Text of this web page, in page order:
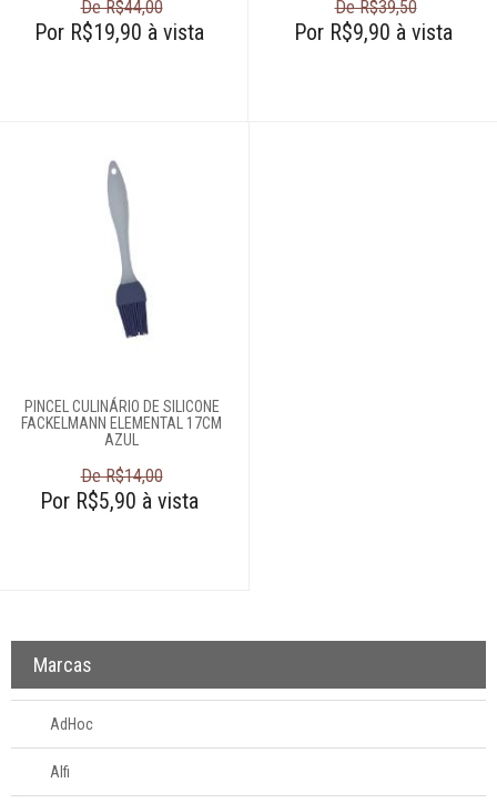
Acessórios para
Churrasco
Linha infantil
Panelas
Eletros
Mesa
Decoração
Login
Pesquisar Lista
De R$44,00
Por R$19,90 à vista
De R$39,50
Por R$9,90 à vista
PINCEL CULINÁRIO DE SILICONE
FACKELMANN ELEMENTAL 17CM
AZUL
De R$14,00
Por R$5,90 à vista
Marcas
AdHoc
Alfi